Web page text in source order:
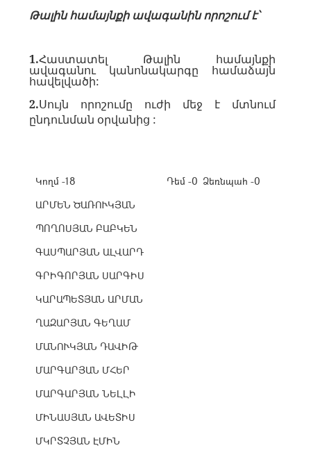
Թալին համայնքի ավագանին որոշում է՝
1.Հաստատել Թալին համայնքի
ավագանու կանոնակարգը համաձայն
հավելվածի:
2.Սույն որոշումը ուժի մեջ է մտնում
ընդունման օրվանից :
Կողմ -18
ԱՐՄԵՆ ԾԱՌՈՒԿՅԱՆ
ՊՈՂՈՍՅԱՆ ԲԱԲԿԵՆ
ԳԱՍՊԱՐՅԱՆ ԱԼՎԱՐԴ
ԳՐԻԳՈՐՅԱՆ ՍԱՐԳԻՍ
ԿԱՐԱՊԵՏՅԱՆ ԱՐՄԱՆ
ՂԱԶԱՐՅԱՆ ԳԵՂԱՄ
ՄԱՆՈՒԿՅԱՆ ԴԱՎԻԹ
ՄԱՐԳԱՐՅԱՆ ՄՀԵՐ
ՄԱՐԳԱՐՅԱՆ ՆԵԼԼԻ
ՄԻՆԱՍՅԱՆ ԱՎԵՏԻՍ
ՄԿՐՏՉՅԱՆ ԷՄԻՆ
Դեմ -0 Ձեռնպահ -0